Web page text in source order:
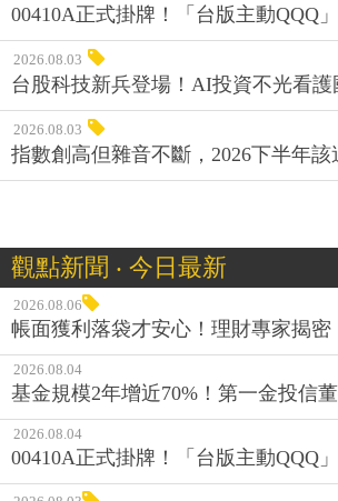
00410A正式掛牌！「台版主動QQQ
2026.08.03
台股科技新兵登場！AI投資不光看
2026.08.03
指數創高但雜音不斷，2026下半年
觀點新聞 ‧ 今日最新
2026.08.06
帳面獲利落袋才安心！理財專家揭
2026.08.04
基金規模2年增近70%！第一金投信
2026.08.04
00410A正式掛牌！「台版主動QQQ